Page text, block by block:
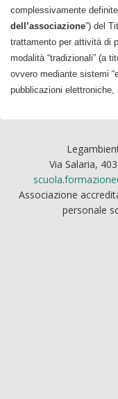
complessivamente definite
dell’associazione”) del
trattamento per attività di
modalità “tradizionali” (a
ovvero mediante sistemi
pubblicazioni
Via Salaria,
Associazione
personale